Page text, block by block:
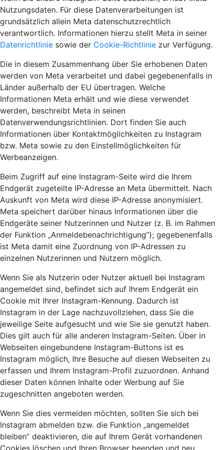
Nutzungsdaten. Für diese Datenverarbeitungen ist
grundsätzlich allein Meta datenschutzrechtlich
verantwortlich. Informationen hierzu stellt Meta in seiner
Datenrichtlinie sowie der Cookie-Richtlinie zur Verfügung.
Die in diesem Zusammenhang über Sie erhobenen Daten
werden von Meta verarbeitet und dabei gegebenenfalls in
Länder außerhalb der EU übertragen. Welche
Informationen Meta erhält und wie diese verwendet
werden, beschreibt Meta in seinen
Datenverwendungsrichtlinien. Dort finden Sie auch
Informationen über Kontaktmöglichkeiten zu Instagram
bzw. Meta sowie zu den Einstellmöglichkeiten für
Werbeanzeigen.
Beim Zugriff auf eine Instagram-Seite wird die Ihrem
Endgerät zugeteilte IP-Adresse an Meta übermittelt. Nach
Auskunft von Meta wird diese IP-Adresse anonymisiert.
Meta speichert darüber hinaus Informationen über die
Endgeräte seiner Nutzerinnen und Nutzer (z. B. im Rahmen
der Funktion „Anmeldebenachrichtigung”); gegebenenfalls
ist Meta damit eine Zuordnung von IP-Adressen zu
einzelnen Nutzerinnen und Nutzern möglich.
Wenn Sie als Nutzerin oder Nutzer aktuell bei Instagram
angemeldet sind, befindet sich auf Ihrem Endgerät ein
Cookie mit Ihrer Instagram-Kennung. Dadurch ist
Instagram in der Lage nachzuvollziehen, dass Sie die
jeweilige Seite aufgesucht und wie Sie sie genutzt haben.
Dies gilt auch für alle anderen Instagram-Seiten. Über in
Webseiten eingebundene Instagram-Buttons ist es
Instagram möglich, Ihre Besuche auf diesen Webseiten zu
erfassen und Ihrem Instagram-Profil zuzuordnen. Anhand
dieser Daten können Inhalte oder Werbung auf Sie
zugeschnitten angeboten werden.
Wenn Sie dies vermeiden möchten, sollten Sie sich bei
Instagram abmelden bzw. die Funktion „angemeldet
bleiben” deaktivieren, die auf Ihrem Gerät vorhandenen
Cookies löschen und Ihren Browser beenden und neu